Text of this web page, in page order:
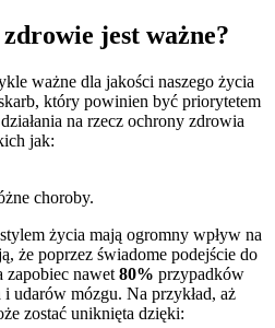
jest ważne?
ważne dla jakości naszego życia
który powinien być priorytetem
na rzecz ochrony zdrowia
jak:
choroby.
życia mają ogromny wpływ na
że poprzez świadome podejście do
nawet 80% przypadków
udarów mózgu. Na przykład, aż
zostać uniknięta dzięki: